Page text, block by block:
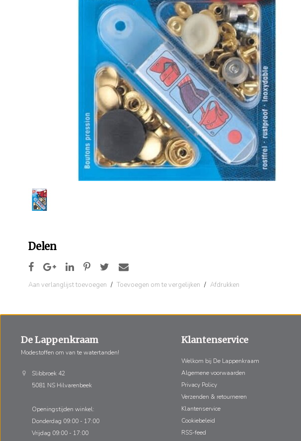
Delen
Aan verlanglijst toevoegen / Toevoegen om te vergelijken / Afdrukken
De Lappenkraam
Modestoffen om van te watertanden!
Slibbroek 42
5081 NS Hilvarenbeek
Openingstijden winkel:
Donderdag 09:00 - 17:00
Vrijdag 09:00 - 17:00
Klantenservice
Welkom bij De Lappenkraam
Algemene voorwaarden
Privacy Policy
Verzenden & retourneren
Klantenservice
Cookiebeleid
RSS-feed